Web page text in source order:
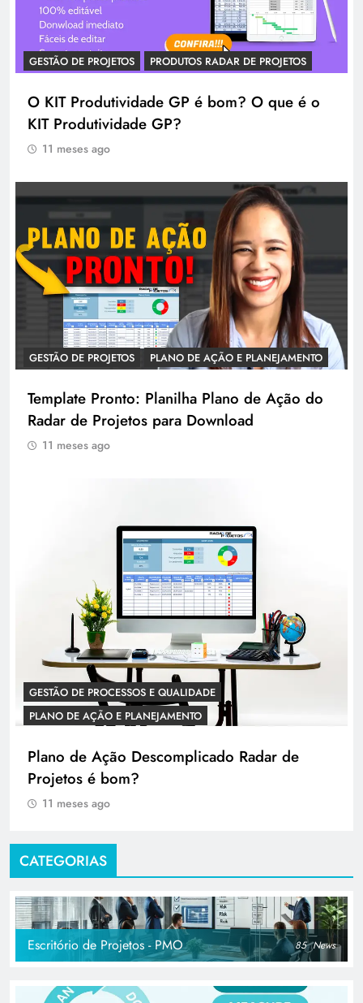
GESTÃO DE PROJETOS PRODUTOS RADAR DE PROJETOS
O KIT Produtividade GP é bom? O que é o
KIT Produtividade GP?
11 meses ago
GESTÃO DE PROJETOS PLANO DE AÇÃO E PLANEJAMENTO
Template Pronto: Planilha Plano de Ação do
Radar de Projetos para Download
11 meses ago
GESTÃO DE PROCESSOS E QUALIDADE
PLANO DE AÇÃO E PLANEJAMENTO
Plano de Ação Descomplicado Radar de
Projetos é bom?
11 meses ago
CATEGORIAS
Escritório de Projetos - PMO 85 News